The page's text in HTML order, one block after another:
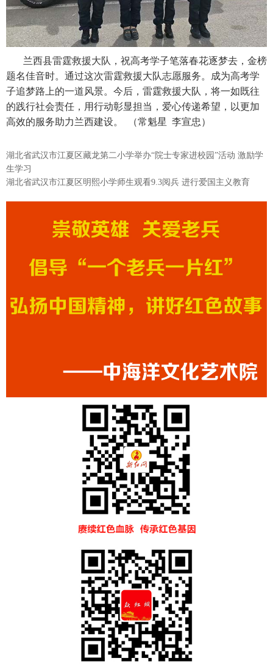
兰西县雷霆救援大队，祝高考学子笔落春花逐梦去，金榜
题名佳音时。通过这次雷霆救援大队志愿服务。成为高考学
子追梦路上的一道风景。今后，雷霆救援大队，将一如既往
的践行社会责任，用行动彰显担当，爱心传递希望，以更加
高效的服务助力兰西建设。 （常魁星 李宣忠）
湖北省武汉市江夏区藏龙第二小学举办“院士专家进校园”活动 激励学
生学习
湖北省武汉市江夏区明熙小学师生观看9.3阅兵 进行爱国主义教育